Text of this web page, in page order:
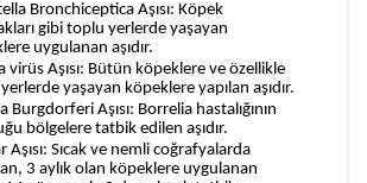
Bronchiceptica Aşısı: Köpek
gibi toplu yerlerde yaşayan
uygulanan aşıdır.
virüs Aşısı: Bütün köpeklere ve özellikle
yaşayan köpeklere yapılan aşıdır.
Burgdorferi Aşısı: Borrelia hastalığının
bölgelere tatbik edilen aşıdır.
Aşısı: Sıcak ve nemli coğrafyalarda
3 aylık olan köpeklere uygulanan